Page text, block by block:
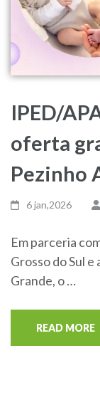
IPED/
oferta
Pezinho
6 jan,2026
Em parceria
Grosso do Sul
Grande, o …
READ MORE